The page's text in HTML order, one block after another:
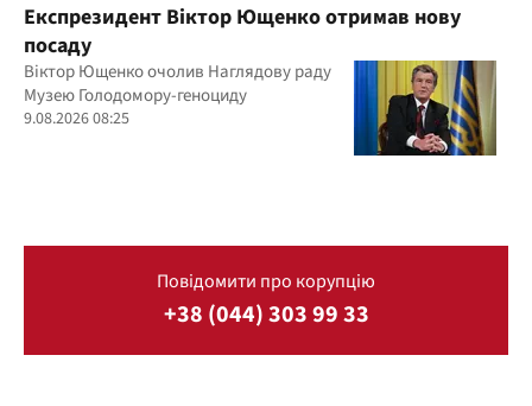
Експрезидент Віктор Ющенко отримав нову
посаду
Віктор Ющенко очолив Наглядову раду
Музею Голодомору-геноциду
9.08.2026 08:25
Повідомити про корупцію
+38 (044) 303 99 33